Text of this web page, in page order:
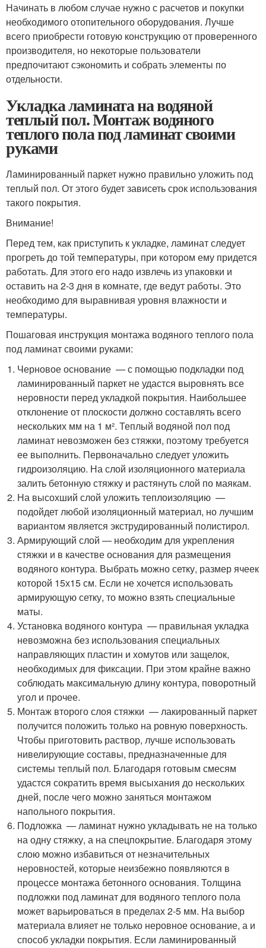
Начинать в любом случае нужно с расчетов и покупки
необходимого отопительного оборудования. Лучше
всего приобрести готовую конструкцию от проверенного
производителя, но некоторые пользователи
предпочитают сэкономить и собрать элементы по
отдельности.
Укладка ламината на водяной
теплый пол. Монтаж водяного
теплого пола под ламинат своими
руками
Ламинированный паркет нужно правильно уложить под
теплый пол. От этого будет зависеть срок использования
такого покрытия.
Внимание!
Перед тем, как приступить к укладке, ламинат следует
прогреть до той температуры, при котором ему придется
работать. Для этого его надо извлечь из упаковки и
оставить на 2-3 дня в комнате, где ведут работы. Это
необходимо для выравнивая уровня влажности и
температуры.
Пошаговая инструкция монтажа водяного теплого пола
под ламинат своими руками:
Черновое основание — с помощью подкладки под
ламинированный паркет не удастся выровнять все
неровности перед укладкой покрытия. Наибольшее
отклонение от плоскости должно составлять всего
нескольких мм на 1 м². Теплый водяной пол под
ламинат невозможен без стяжки, поэтому требуется
ее выполнить. Первоначально следует уложить
гидроизоляцию. На слой изоляционного материала
залить бетонную стяжку и растянуть слой по маякам.
На высохший слой уложить теплоизоляцию —
подойдет любой изоляционный материал, но лучшим
вариантом является экструдированный полистирол.
Армирующий слой — необходим для укрепления
стяжки и в качестве основания для размещения
водяного контура. Выбрать можно сетку, размер ячеек
которой 15х15 см. Если не хочется использовать
армирующую сетку, то можно взять специальные
маты.
Установка водяного контура — правильная укладка
невозможна без использования специальных
направляющих пластин и хомутов или защелок,
необходимых для фиксации. При этом крайне важно
соблюдать максимальную длину контура, поворотный
угол и прочее.
Монтаж второго слоя стяжки — лакированный паркет
получится положить только на ровную поверхность.
Чтобы приготовить раствор, лучше использовать
нивелирующие составы, предназначенные для
системы теплый пол. Благодаря готовым смесям
удастся сократить время высыхания до нескольких
дней, после чего можно заняться монтажом
напольного покрытия.
Подложка — ламинат нужно укладывать не на только
на одну стяжку, а на спецпокрытие. Благодаря этому
слою можно избавиться от незначительных
неровностей, которые неизбежно появляются в
процессе монтажа бетонного основания. Толщина
подложки под ламинат для водяного теплого пола
может варьироваться в пределах 2-5 мм. На выбор
материала влияет не только неровное основание, а и
способ укладки покрытия. Если ламинированный